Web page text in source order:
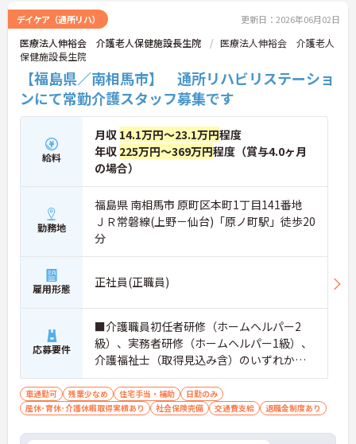
デイケア（通所リハ） 更新日：2026年06月02日
医療法人伸裕会 介護老人保健施設長生院
医療法人伸裕会 介護老人
保健施設長生院
【福島県／南相馬市】 通所リハビリステーショ
ンにて常勤介護スタッフ募集です
給料
月収 14.1万円～23.1万円程度
年収 225万円～369万円程度（賞与4.0ヶ月
の場合）
勤務地
福島県 南相馬市 原町区本町1丁目141番地
ＪＲ常磐線(上野－仙台)「原ノ町駅」徒歩20
分
雇用形態 正社員(正職員)
応募要件
■介護職員初任者研修（ホームヘルパー2
級）、実務者研修（ホームヘルパー1級）、
介護福祉士（取得見込み含）のいずれか資
格お持ちの方 ■普通自動車免許（AT限定
可） ※未経験者応相談
車通勤可 残業少なめ 住宅手当・補助
日勤のみ
産休･育休･介護休暇取得実績あり
社会保険完備 交通費支給 退職金制度あり